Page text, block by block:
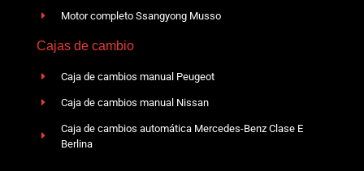
Motor completo Ssangyong Musso
Cajas de cambio
Caja de cambios manual Peugeot
Caja de cambios manual Nissan
Caja de cambios automática Mercedes-Benz Clase E
Berlina